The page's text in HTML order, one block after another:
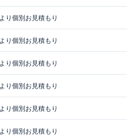
り個別お見積もり
り個別お見積もり
り個別お見積もり
り個別お見積もり
り個別お見積もり
り個別お見積もり